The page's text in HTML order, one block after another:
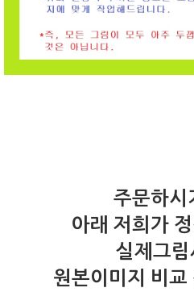
주문하시
아래 저희가
실제그
원본이미지 비